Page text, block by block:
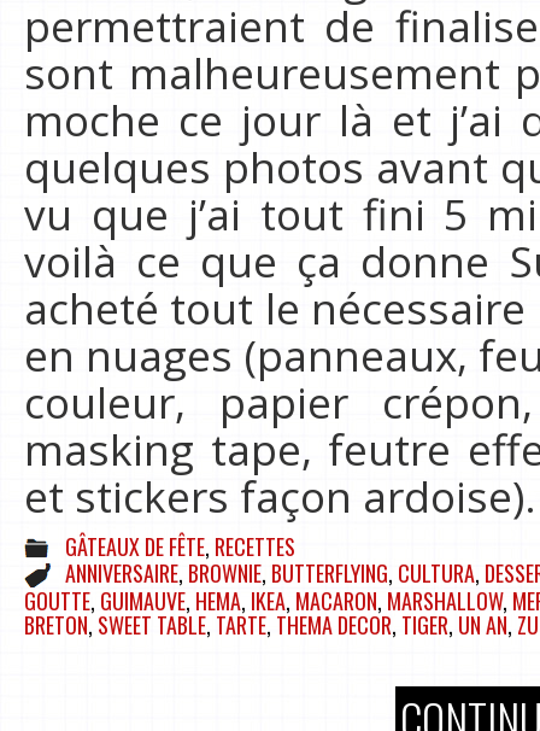
permettraient de
sont malheureusement
moche ce jour là et j’ai
quelques photos avant
vu que j’ai tout fini 5
voilà ce que ça donne
acheté tout le
en nuages (panneaux,
couleur, papier
masking tape, feutre
et stickers façon
GÂTEAUX DE FÊTE, RECETTES
ANNIVERSAIRE, BROWNIE, BUTTERFLYING, CULTURA,
GOUTTE, GUIMAUVE, HEMA, IKEA, MACARON, MARSHALLOW,
BRETON,SWEET TABLE, TARTE, THEMA DECOR, TIGER, UN AN, ZU